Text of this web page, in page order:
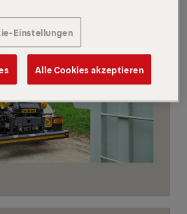
Einstellungen
Alle Cookies akzeptieren